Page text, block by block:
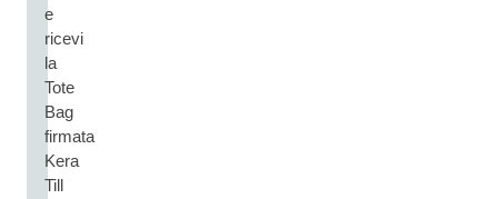
e
ricevi
la
Tote
Bag
firmata
Kera
Till